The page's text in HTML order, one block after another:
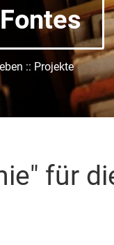
:: Projekte
für